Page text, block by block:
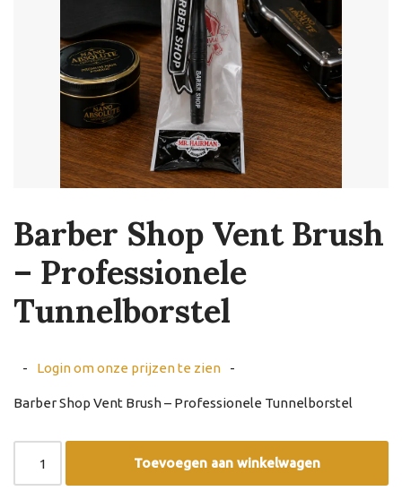
Barber Shop Vent Brush
– Professionele
Tunnelborstel
- Login om onze prijzen te zien -
Barber Shop Vent Brush – Professionele Tunnelborstel
Toevoegen aan winkelwagen